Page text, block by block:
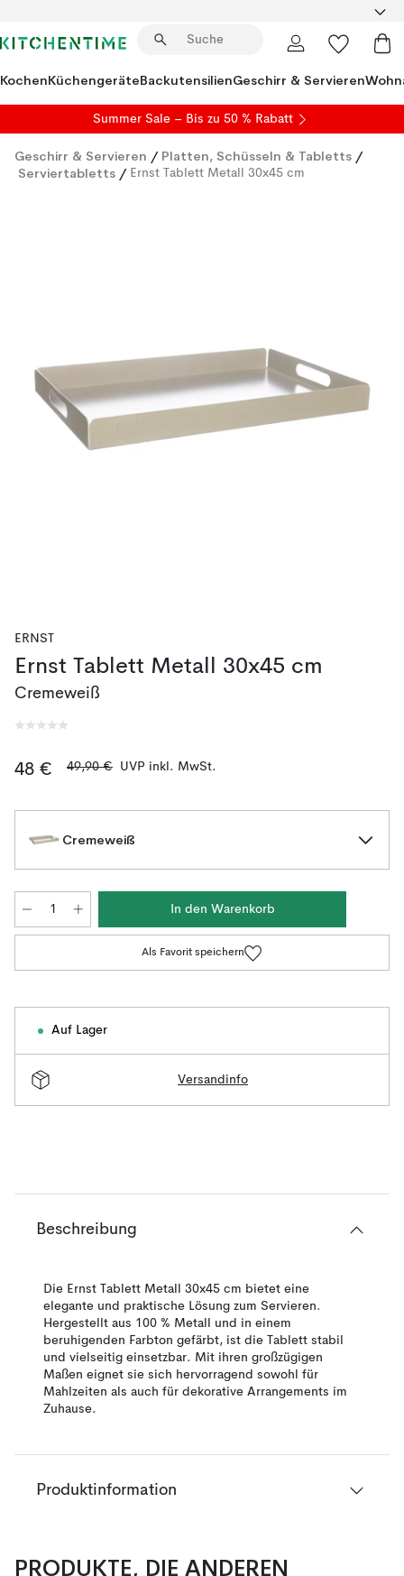
KochenKüchengeräteBackutensilienGeschirr & Servieren
Summer Sale – Bis zu 50 % Rabatt
Geschirr & Servieren / Platten, Schüsseln & Tabletts /
Serviertabletts / Ernst Tablett Metall 30x45 cm
ERNST
Ernst Tablett Metall 30x45 cm
Cremeweiß
48 € 49,90 € UVP inkl. MwSt.
Cremeweiß
In den Warenkorb
Als Favorit speichern
Auf Lager
Versandinfo
Beschreibung
Die Ernst Tablett Metall 30x45 cm bietet eine
elegante und praktische Lösung zum Servieren.
Hergestellt aus 100 % Metall und in einem
beruhigenden Farbton gefärbt, ist die Tablett stabil
und vielseitig einsetzbar. Mit ihren großzügigen
Maßen eignet sie sich hervorragend sowohl für
Mahlzeiten als auch für dekorative Arrangements im
Zuhause.
Produktinformation
PRODUKTE, DIE ANDEREN